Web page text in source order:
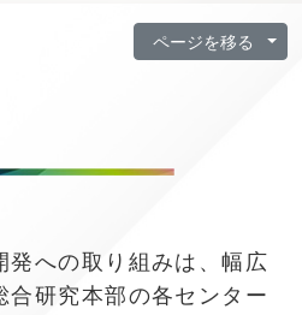
ページを移る
発への取り組みは、幅広
合研究本部の各センター